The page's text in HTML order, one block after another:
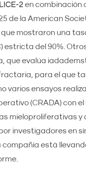
2en combinación
de la American
mostraron una
estricta del 90%.
que evalúa
para el que
varios ensayos
(CRADA) con
mieloproliferativas
investigadores en
está